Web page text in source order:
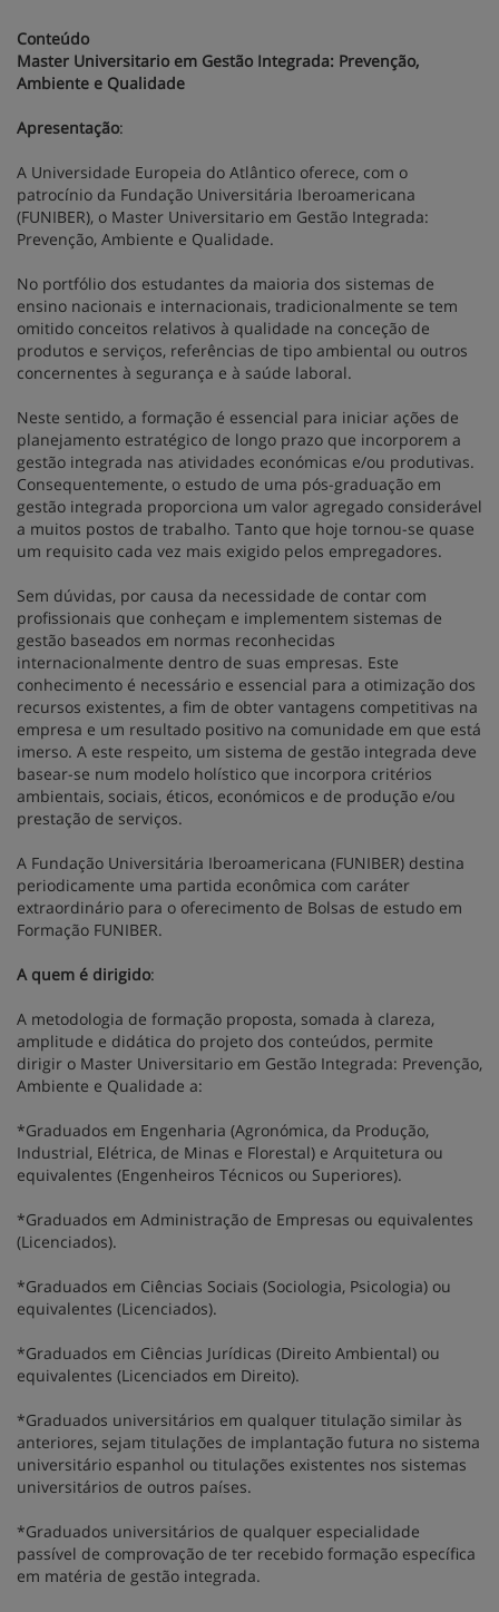
Conteúdo
Master Universitario em Gestão Integrada: Prevenção,
Ambiente e Qualidade
Apresentação:
A Universidade Europeia do Atlântico oferece, com o
patrocínio da Fundação Universitária Iberoamericana
(FUNIBER), o Master Universitario em Gestão Integrada:
Prevenção, Ambiente e Qualidade.
No portfólio dos estudantes da maioria dos sistemas de
ensino nacionais e internacionais, tradicionalmente se tem
omitido conceitos relativos à qualidade na conceção de
produtos e serviços, referências de tipo ambiental ou outros
concernentes à segurança e à saúde laboral.
Neste sentido, a formação é essencial para iniciar ações de
planejamento estratégico de longo prazo que incorporem a
gestão integrada nas atividades económicas e/ou produtivas.
Consequentemente, o estudo de uma pós-graduação em
gestão integrada proporciona um valor agregado considerável
a muitos postos de trabalho. Tanto que hoje tornou-se quase
um requisito cada vez mais exigido pelos empregadores.
Sem dúvidas, por causa da necessidade de contar com
profissionais que conheçam e implementem sistemas de
gestão baseados em normas reconhecidas
internacionalmente dentro de suas empresas. Este
conhecimento é necessário e essencial para a otimização dos
recursos existentes, a fim de obter vantagens competitivas na
empresa e um resultado positivo na comunidade em que está
imerso. A este respeito, um sistema de gestão integrada deve
basear-se num modelo holístico que incorpora critérios
ambientais, sociais, éticos, económicos e de produção e/ou
prestação de serviços.
A Fundação Universitária Iberoamericana (FUNIBER) destina
periodicamente uma partida econômica com caráter
extraordinário para o oferecimento de Bolsas de estudo em
Formação FUNIBER.
A quem é dirigido:
A metodologia de formação proposta, somada à clareza,
amplitude e didática do projeto dos conteúdos, permite
dirigir o Master Universitario em Gestão Integrada: Prevenção,
Ambiente e Qualidade a:
*Graduados em Engenharia (Agronómica, da Produção,
Industrial, Elétrica, de Minas e Florestal) e Arquitetura ou
equivalentes (Engenheiros Técnicos ou Superiores).
*Graduados em Administração de Empresas ou equivalentes
(Licenciados).
*Graduados em Ciências Sociais (Sociologia, Psicologia) ou
equivalentes (Licenciados).
*Graduados em Ciências Jurídicas (Direito Ambiental) ou
equivalentes (Licenciados em Direito).
*Graduados universitários em qualquer titulação similar às
anteriores, sejam titulações de implantação futura no sistema
universitário espanhol ou titulações existentes nos sistemas
universitários de outros países.
*Graduados universitários de qualquer especialidade
passível de comprovação de ter recebido formação específica
em matéria de gestão integrada.